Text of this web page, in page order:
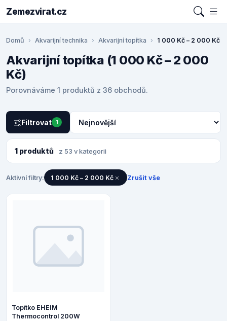
Zemezvirat.cz
Domů Akvarijní technika Akvarijní topítka 1 000 Kč – 2 000 Kč
Akvarijní topítka (1 000 Kč – 2 000
Kč)
Porovnáváme 1 produktů z 36 obchodů.
Filtrovat 1
1 produktů z 53 v kategorii
Aktivní filtry: 1 000 Kč – 2 000 Kč Zrušit vše
Topítko EHEIM
Thermocontrol 200W